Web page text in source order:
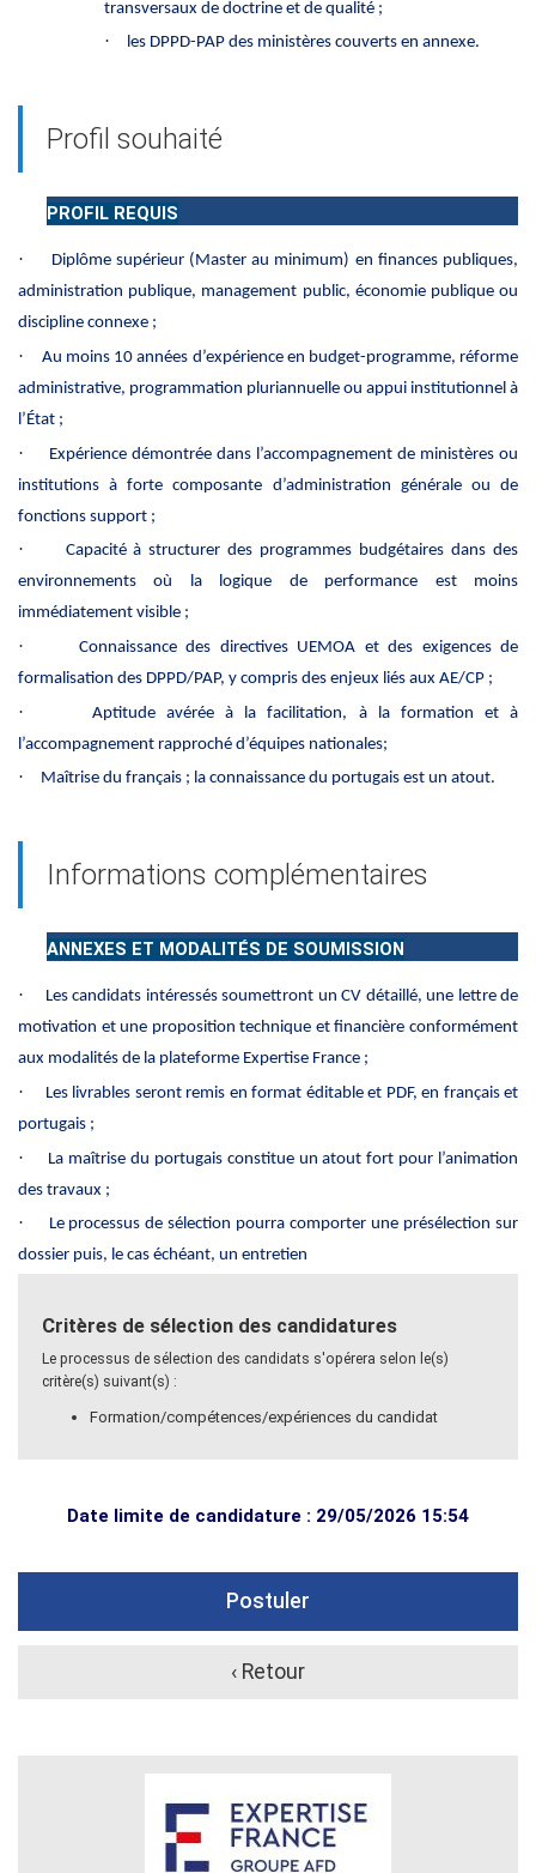
transversaux de doctrine et de qualité ;
· les DPPD-PAP des ministères couverts en annexe.
Profil souhaité
PROFIL REQUIS
·
Diplôme supérieur (Master au minimum) en finances publiques,
administration publique, management public, économie publique ou
discipline connexe ;
·
Au moins 10 années d’expérience en budget-programme, réforme
administrative, programmation pluriannuelle ou appui institutionnel à
l’État ;
·
Expérience démontrée dans l’accompagnement de ministères ou
institutions à forte composante d’administration générale ou de
fonctions support ;
·
Capacité à structurer des programmes budgétaires dans des
environnements où la logique de performance est moins
immédiatement visible ;
·
Connaissance des directives UEMOA et des exigences de
formalisation des DPPD/PAP, y compris des enjeux liés aux AE/CP ;
·
Aptitude avérée à la facilitation, à la formation et à
l’accompagnement rapproché d’équipes nationales;
· Maîtrise du français ; la connaissance du portugais est un atout.
Informations complémentaires
ANNEXES ET MODALITÉS DE SOUMISSION
·
Les candidats intéressés soumettront un CV détaillé, une lettre de
motivation et une proposition technique et financière conformément
aux modalités de la plateforme Expertise France ;
·
Les livrables seront remis en format éditable et PDF, en français et
portugais ;
·
La maîtrise du portugais constitue un atout fort pour l’animation
des travaux ;
·
Le processus de sélection pourra comporter une présélection sur
dossier puis, le cas échéant, un entretien
Critères de sélection des candidatures
Le processus de sélection des candidats s'opérera selon le(s)
critère(s) suivant(s) :
Formation/compétences/expériences du candidat
Date limite de candidature : 29/05/2026 15:54
Postuler
‹ Retour